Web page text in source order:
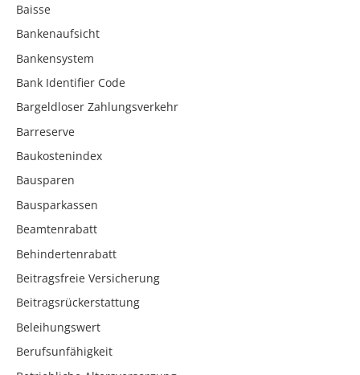
Baisse
Bankenaufsicht
Bankensystem
Bank Identifier Code
Bargeldloser Zahlungsverkehr
Barreserve
Baukostenindex
Bausparen
Bausparkassen
Beamtenrabatt
Behindertenrabatt
Beitragsfreie Versicherung
Beitragsrückerstattung
Beleihungswert
Berufsunfähigkeit